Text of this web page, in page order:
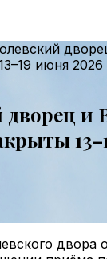
июня 2026
дворец и
двора